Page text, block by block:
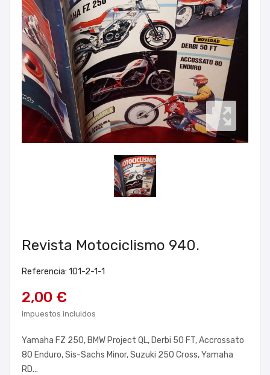
Revista Motociclismo 940.
Referencia: 101-2-1-1
2,00 €
Impuestos incluidos
Yamaha FZ 250, BMW Project QL, Derbi 50 FT, Accrossato
80 Enduro, Sis-Sachs Minor, Suzuki 250 Cross, Yamaha
RD...